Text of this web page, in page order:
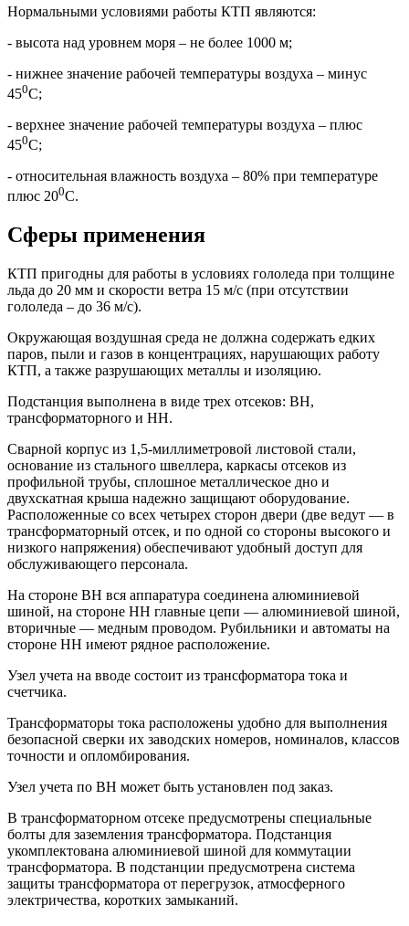
Нормальными условиями работы КТП являются:
- высота над уровнем моря – не более 1000 м;
- нижнее значение рабочей температуры воздуха – минус
450С;
- верхнее значение рабочей температуры воздуха – плюс
450С;
- относительная влажность воздуха – 80% при температуре
плюс 200С.
Сферы применения
КТП пригодны для работы в условиях гололеда при толщине
льда до 20 мм и скорости ветра 15 м/с (при отсутствии
гололеда – до 36 м/с).
Окружающая воздушная среда не должна содержать едких
паров, пыли и газов в концентрациях, нарушающих работу
КТП, а также разрушающих металлы и изоляцию.
Подстанция выполнена в виде трех отсеков: ВН,
трансформаторного и НН.
Сварной корпус из 1,5-миллиметровой листовой стали,
основание из стального швеллера, каркасы отсеков из
профильной трубы, сплошное металлическое дно и
двухскатная крыша надежно защищают оборудование.
Расположенные со всех четырех сторон двери (две ведут — в
трансформаторный отсек, и по одной со стороны высокого и
низкого напряжения) обеспечивают удобный доступ для
обслуживающего персонала.
На стороне ВН вся аппаратура соединена алюминиевой
шиной, на стороне НН главные цепи — алюминиевой шиной,
вторичные — медным проводом. Рубильники и автоматы на
стороне НН имеют рядное расположение.
Узел учета на вводе состоит из трансформатора тока и
счетчика.
Трансформаторы тока расположены удобно для выполнения
безопасной сверки их заводских номеров, номиналов, классов
точности и опломбирования.
Узел учета по ВН может быть установлен под заказ.
В трансформаторном отсеке предусмотрены специальные
болты для заземления трансформатора. Подстанция
укомплектована алюминиевой шиной для коммутации
трансформатора. В подстанции предусмотрена система
защиты трансформатора от перегрузок, атмосферного
электричества, коротких замыканий.